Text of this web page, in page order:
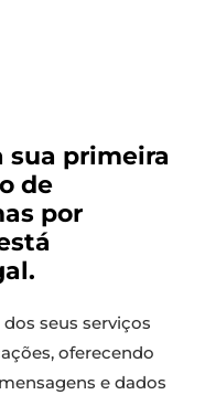
sua primeira
de
por
seus serviços
oferecendo
e dados